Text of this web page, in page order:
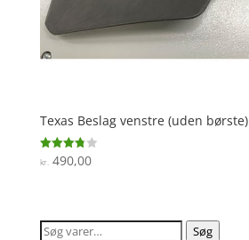
Texas Beslag venstre (uden børste)
Vurderet
3.8
kr.490,00
Søg
Søg